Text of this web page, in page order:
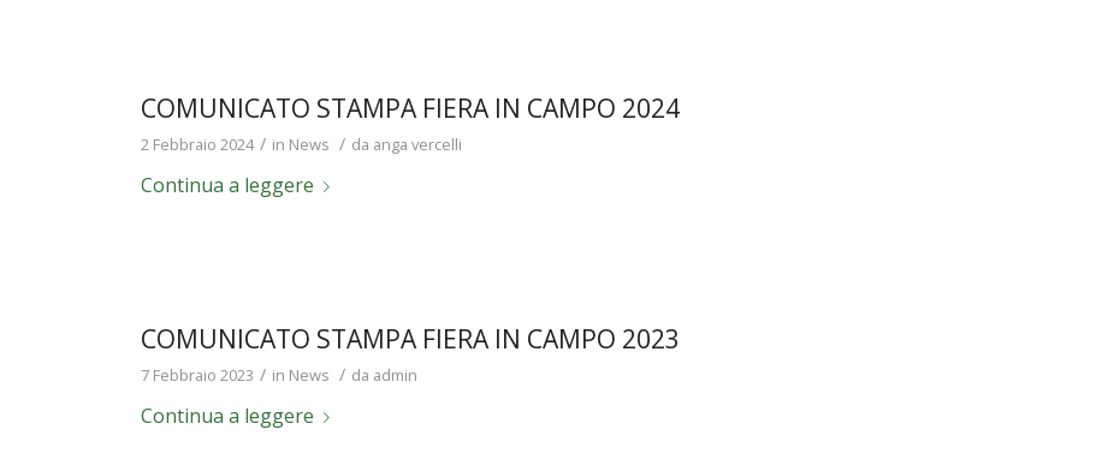
COMUNICATO STAMPA FIERA IN CAMPO 2024
2 Febbraio 2024 / in News / da anga vercelli
Continua a leggere
COMUNICATO STAMPA FIERA IN CAMPO 2023
7 Febbraio 2023 / in News / da admin
Continua a leggere